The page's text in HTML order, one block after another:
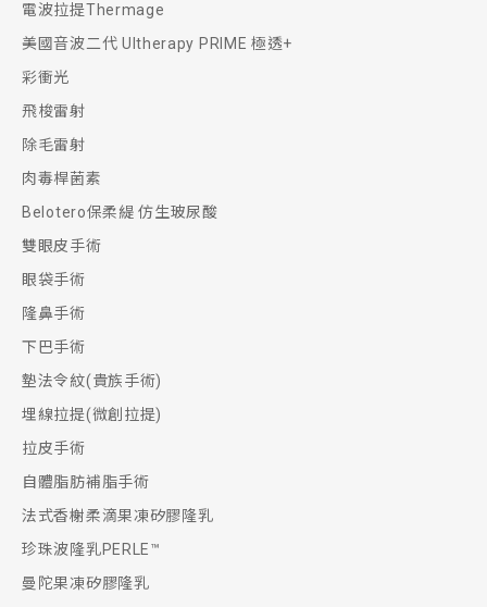
電波拉提Thermage
美國音波二代 Ultherapy PRIME 極透+
彩衝光
飛梭雷射
除毛雷射
肉毒桿菌素
Belotero保柔緹 仿生玻尿酸
雙眼皮手術
眼袋手術
隆鼻手術
下巴手術
墊法令紋(貴族手術)
埋線拉提(微創拉提)
拉皮手術
自體脂肪補脂手術
法式香榭柔滴果凍矽膠隆乳
珍珠波隆乳PERLE™
曼陀果凍矽膠隆乳